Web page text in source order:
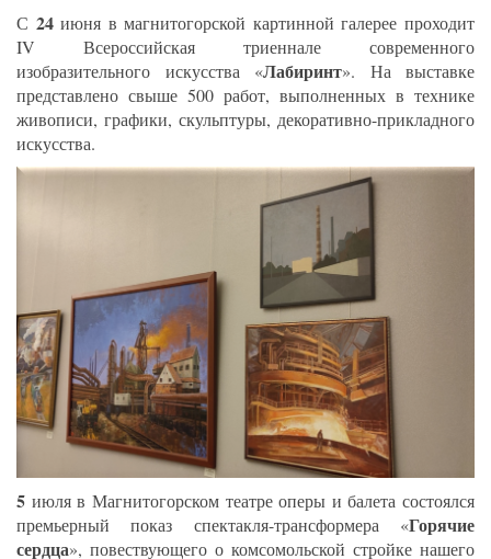
С 24июня в магнитогорской картинной галерее проходит
IV Всероссийская триеннале современного
изобразительного искусства «Лабиринт». На выставке
представлено свыше 500 работ, выполненных в технике
живописи, графики, скульптуры, декоративно-прикладного
искусства.
5 июля в Магнитогорском театре оперы и балета состоялся
премьерный показ спектакля-трансформера «Горячие
сердца», повествующего о комсомольской стройке нашего